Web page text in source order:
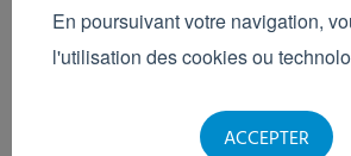
En poursuivant votre navigation,
l'utilisation des cookies ou
ACCEPTER